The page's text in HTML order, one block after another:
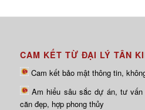
CAM KẾT TỪ ĐẠI LÝ TÂN
Cam kết bảo mật thông tin,
Am hiểu sâu sắc dự án, tư
căn đẹp, hợp phong thủy